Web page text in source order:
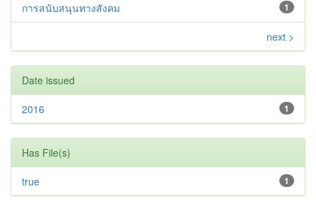
1
การสนับสนุนทางสังคม
next >
Date issued
1
2016
Has File(s)
1
true